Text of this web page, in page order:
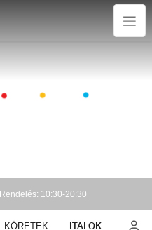
Rendelés: 10:30-20:30
KÖRETEK ITALOK